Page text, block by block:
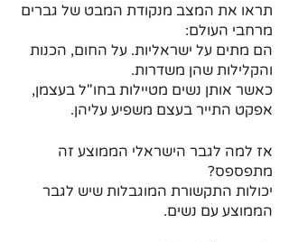
תראו את המצב מנקודת המבט של גברים
מרחבי העולם:
הם מתים על ישראליות. על החום, הכנות
והקלילות שהן משדרות.
כאשר אותן נשים מטיילות בחו"ל בעצמן,
אפקט התייר בעצם משפיע עליהן.
אז למה לגבר הישראלי הממוצע זה
מתפספס?
יכולות התקשורת המוגבלות שיש לגבר
הממוצע עם נשים.